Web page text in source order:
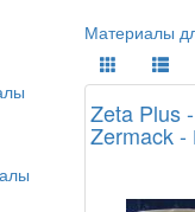
Материалы
Zeta Plus
Zermack -